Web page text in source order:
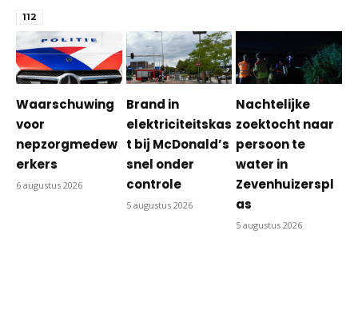
112
Waarschuwing
voor
nepzorgmedew
erkers
6 augustus 2026
Brand in
elektriciteitskas
t bij McDonald’s
snel onder
controle
5 augustus 2026
Nachtelijke
zoektocht naar
persoon te
water in
Zevenhuizerspl
as
5 augustus 2026